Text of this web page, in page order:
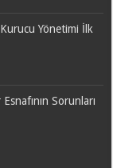
Yönetimi İlk
Sorunları